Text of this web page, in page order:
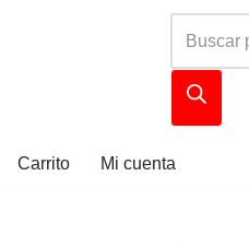
Carrito Mi cuenta